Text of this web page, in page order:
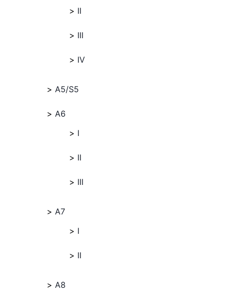
II
III
IV
A5/S5
A6
I
II
III
A7
I
II
A8